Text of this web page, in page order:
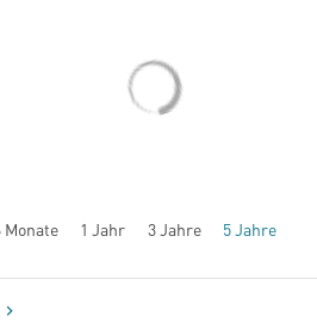
Monate 1 Jahr 3 Jahre 5 Jahre